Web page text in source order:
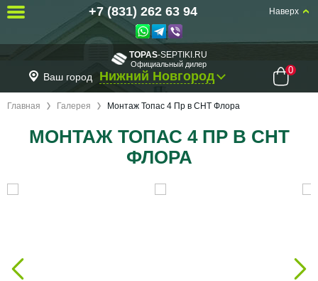
TOPAS-SEPTIKI.RU
Официальный дилер
Ваш город Нижний Новгород 0
Главная Галерея Монтаж Топас 4 Пр в СНТ Флора
МОНТАЖ ТОПАС 4 ПР В СНТ
ФЛОРА
Наверх
+7 (831) 262 63 94